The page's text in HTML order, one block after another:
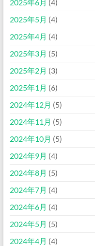
2025年6月 (4)
2025年5月 (4)
2025年4月 (4)
2025年3月 (5)
2025年2月 (3)
2025年1月 (6)
2024年12月 (5)
2024年11月 (5)
2024年10月 (5)
2024年9月 (4)
2024年8月 (5)
2024年7月 (4)
2024年6月 (4)
2024年5月 (5)
2024年4月 (4)